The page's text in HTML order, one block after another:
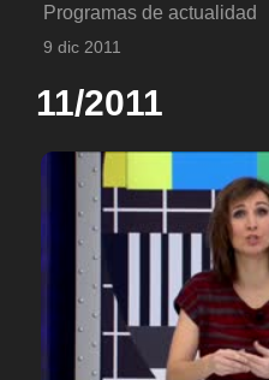
Programas de actualidad
9 dic 2011
11/2011